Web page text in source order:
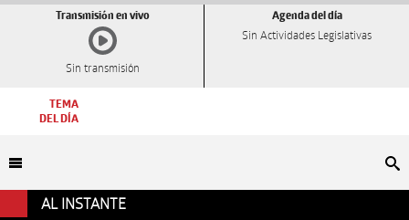
Transmisión en vivo
Sin transmisión
Agenda del día
Sin Actividades Legislativas
TEMA
DEL DÍA
AL INSTANTE